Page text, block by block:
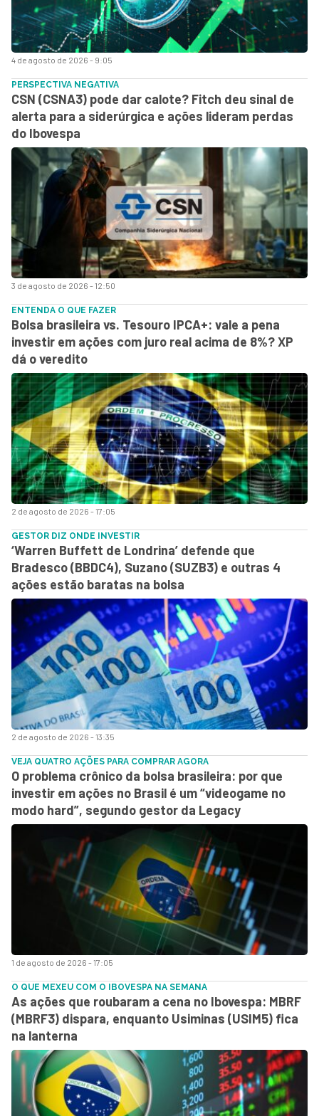
4 de agosto de 2026 - 9:05
3 de agosto de 2026 - 12:50
PERSPECTIVA NEGATIVA
CSN (CSNA3) pode dar calote? Fitch deu sinal de
alerta para a siderúrgica e ações lideram perdas
do Ibovespa
2 de agosto de 2026 - 17:05
ENTENDA O QUE FAZER
Bolsa brasileira vs. Tesouro IPCA+: vale a pena
investir em ações com juro real acima de 8%? XP
dá o veredito
2 de agosto de 2026 - 13:35
GESTOR DIZ ONDE INVESTIR
‘Warren Buffett de Londrina’ defende que
Bradesco (BBDC4), Suzano (SUZB3) e outras 4
ações estão baratas na bolsa
1 de agosto de 2026 - 17:05
VEJA QUATRO AÇÕES PARA COMPRAR AGORA
O problema crônico da bolsa brasileira: por que
investir em ações no Brasil é um “videogame no
modo hard”, segundo gestor da Legacy
O QUE MEXEU COM O IBOVESPA NA SEMANA
As ações que roubaram a cena no Ibovespa: MBRF
(MBRF3) dispara, enquanto Usiminas (USIM5) fica
na lanterna